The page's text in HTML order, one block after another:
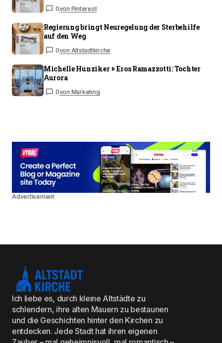
0von Pinterest
Regierung bringt Neuregelung der Sterbehilfe
auf den Weg
0von Altstadtkirche
Michelle Hunziker + Eros Ramazzotti: Tochter
Aurora
0von Marketing
Advertisement
Ich liebe es, durch kleine Altstädte zu
schlendern, ihre alten Mauern zu bestaunen
und die Geschichten hinter den Kirchen zu
entdecken. Jede Stadt hat ihren eigenen